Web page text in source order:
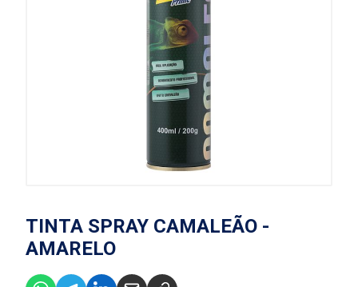
TINTA SPRAY CAMALEÃO -
AMARELO